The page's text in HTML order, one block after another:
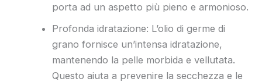
porta ad un aspetto più pieno e armonioso.
Profonda idratazione: L’olio di germe di
grano fornisce un’intensa idratazione,
mantenendo la pelle morbida e vellutata.
Questo aiuta a prevenire la secchezza e le